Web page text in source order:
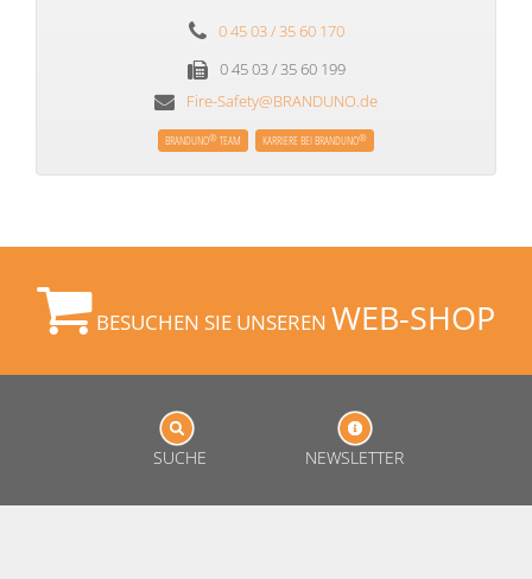
0 45 03 / 35 60 170
0 45 03 / 35 60 199
Fire-Safety@BRANDUNO.de
BRANDUNO® TEAM KARRIERE BEI BRANDUNO®
BESUCHEN SIE UNSEREN WEB-SHOP
SUCHE NEWSLETTER